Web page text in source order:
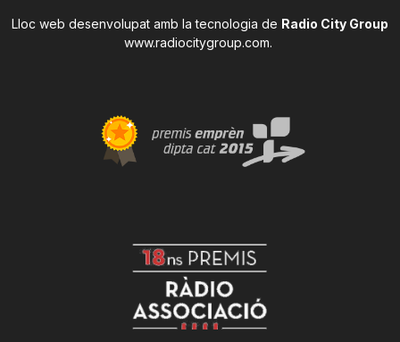
Lloc web desenvolupat amb la tecnologia de Radio City Group
www.radiocitygroup.com.